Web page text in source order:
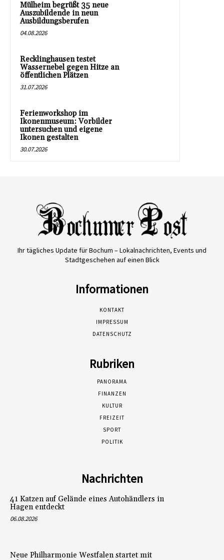
Mülheim begrüßt 35 neue
Auszubildende in neun
Ausbildungsberufen
04.08.2026
Recklinghausen testet
Wassernebel gegen Hitze an
öffentlichen Plätzen
31.07.2026
Ferienworkshop im
Ikonenmuseum: Vorbilder
untersuchen und eigene
Ikonen gestalten
30.07.2026
Ihr tägliches Update für Bochum – Lokalnachrichten, Events und
Stadtgeschehen auf einen Blick
Informationen
KONTAKT
IMPRESSUM
DATENSCHUTZ
Rubriken
PANORAMA
FINANZEN
KULTUR
FREIZEIT
SPORT
POLITIK
Nachrichten
41 Katzen auf Gelände eines Autohändlers in
Hagen entdeckt
06.08.2026
Neue Philharmonie Westfalen startet mit